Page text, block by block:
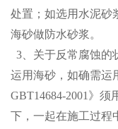
处置；如选用水泥砂
海砂做防水砂浆。
3、关于反常腐蚀的
运用海砂，如确需运
GBT14684-2001》须
下，一起在施工过程